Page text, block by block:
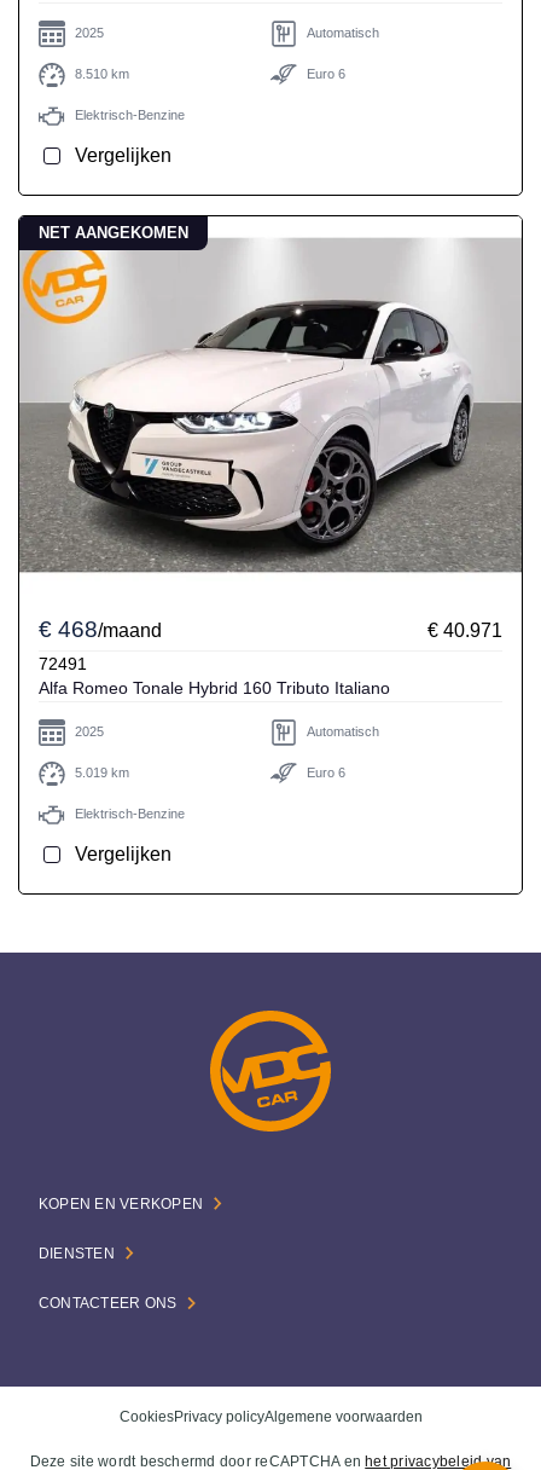
2025 Automatisch
8.510 km Euro 6
Elektrisch-Benzine
Vergelijken
NET AANGEKOMEN
€ 468/maand € 40.971
72491
Alfa Romeo Tonale Hybrid 160 Tributo Italiano
2025 Automatisch
5.019 km Euro 6
Elektrisch-Benzine
Vergelijken
KOPEN EN VERKOPEN
DIENSTEN
CONTACTEER ONS
CookiesPrivacy policyAlgemene voorwaarden
Deze site wordt beschermd door reCAPTCHA en het privacybeleid van